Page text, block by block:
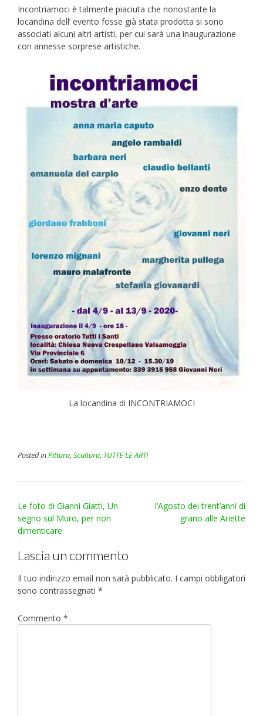
Incontriamoci è talmente piaciuta che nonostante la
locandina dell’ evento fosse già stata prodotta si sono
associati alcuni altri artisti, per cui sarà una inaugurazione
con annesse sorprese artistiche.
La locandina di INCONTRIAMOCI
Posted inPittura, Scultura, TUTTE LE ARTI
Post
navigation
Le foto di Gianni Giatti, Un
segno sul Muro, per non
dimenticare
l’Agosto dei trent’anni di
grano alle Ariette
Lascia un commento
Il tuo indirizzo email non sarà pubblicato. I campi obbligatori
sono contrassegnati *
Commento *